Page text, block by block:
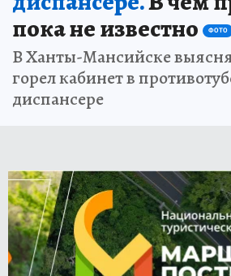
пока не известно
ФОТО
В Ханты-Мансийске
горел кабинет в
диспансере